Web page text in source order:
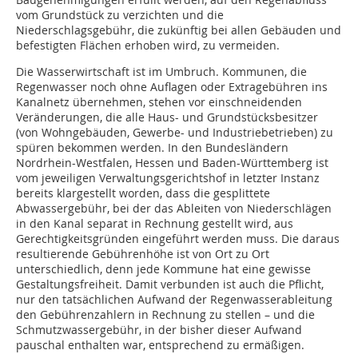
vom Grundstück zu verzichten und die
Niederschlagsgebühr, die zukünftig bei allen Gebäuden und
befestigten Flächen erhoben wird, zu vermeiden.
Die Wasserwirtschaft ist im Umbruch. Kommunen, die
Regenwasser noch ohne Auflagen oder Extragebühren ins
Kanalnetz übernehmen, stehen vor einschneidenden
Veränderungen, die alle Haus- und Grundstücksbesitzer
(von Wohngebäuden, Gewerbe- und Industriebetrieben) zu
spüren bekommen werden. In den Bundesländern
Nordrhein-Westfalen, Hessen und Baden-Württemberg ist
vom jeweiligen Verwaltungsgerichtshof in letzter Instanz
bereits klargestellt worden, dass die gesplittete
Abwassergebühr, bei der das Ableiten von Niederschlägen
in den Kanal separat in Rechnung gestellt wird, aus
Gerechtigkeitsgründen eingeführt werden muss. Die daraus
resultierende Gebührenhöhe ist von Ort zu Ort
unterschiedlich, denn jede Kommune hat eine gewisse
Gestaltungsfreiheit. Damit verbunden ist auch die Pflicht,
nur den tatsächlichen Aufwand der Regenwasserableitung
den Gebührenzahlern in Rechnung zu stellen – und die
Schmutzwassergebühr, in der bisher dieser Aufwand
pauschal enthalten war, entsprechend zu ermäßigen.